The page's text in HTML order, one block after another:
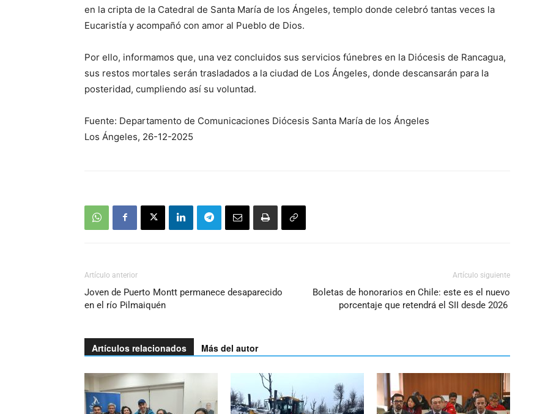
en la cripta de la Catedral de Santa María de los Ángeles, templo donde celebró tantas veces la
Eucaristía y acompañó con amor al Pueblo de Dios.
Por ello, informamos que, una vez concluidos sus servicios fúnebres en la Diócesis de Rancagua,
sus restos mortales serán trasladados a la ciudad de Los Ángeles, donde descansarán para la
posteridad, cumpliendo así su voluntad.
Fuente: Departamento de Comunicaciones Diócesis Santa María de los Ángeles
Los Ángeles, 26-12-2025
Artículo anterior
Joven de Puerto Montt permanece desaparecido
en el río Pilmaiquén
Artículo siguiente
Boletas de honorarios en Chile: este es el nuevo
porcentaje que retendrá el SII desde 2026
Artículos relacionados Más del autor